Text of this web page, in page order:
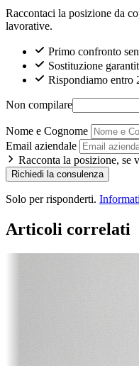
Raccontaci la posizione da
lavorative.
Primo confronto
Sostituzione
Rispondiamo entro
Non compilare
Nome e Cognome
Email aziendale
Racconta la posizione, se
Richiedi la consulenza
Solo per risponderti.
Articoli correlati